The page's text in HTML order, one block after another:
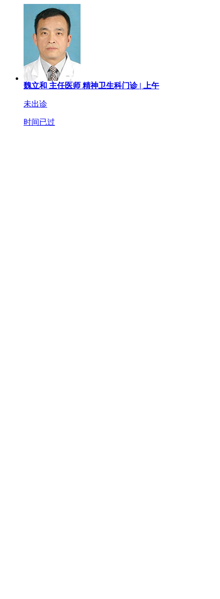
魏立和 主任医师 精神卫生科门诊 | 上午
未出诊
时间已过